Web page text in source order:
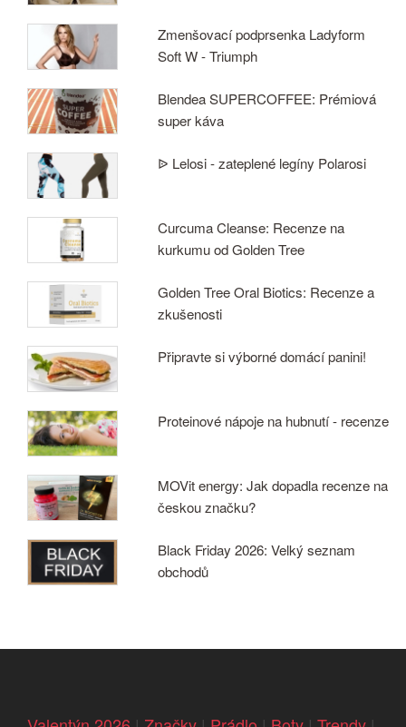
Zmenšovací podprsenka Ladyform
Soft W - Triumph
Blendea SUPERCOFFEE: Prémiová
super káva
ᐉ Lelosi - zateplené legíny Polarosi
Curcuma Cleanse: Recenze na
kurkumu od Golden Tree
Golden Tree Oral Biotics: Recenze a
zkušenosti
Připravte si výborné domácí panini!
Proteinové nápoje na hubnutí - recenze
MOVit energy: Jak dopadla recenze na
českou značku?
Black Friday 2026: Velký seznam
obchodů